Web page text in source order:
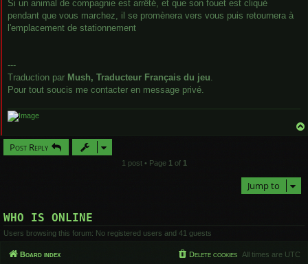
Si un animal de compagnie est arrêté, et que son fouet est cliqué
pendant que vous marchez, il se promènera vers vous puis retournera à
l'emplacement de stationnement
---
Traduction par Mush, Traducteur Français du jeu.
Pour tout soucis me contacter en message privé.
Post Reply
1 post • Page 1 of 1
Jump to
WHO IS ONLINE
Users browsing this forum: No registered users and 41 guests
Board index All times are UTC
Delete cookies